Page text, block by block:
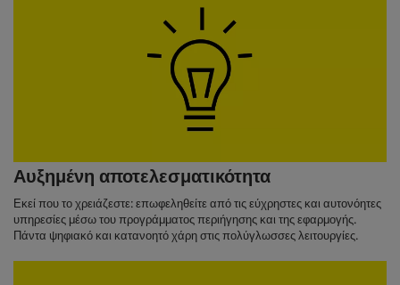
Αυξημένη αποτελεσματικότητα
Εκεί που το χρειάζεστε: επωφεληθείτε από τις εύχρηστες και αυτονόητες
υπηρεσίες μέσω του προγράμματος περιήγησης και της εφαρμογής.
Πάντα ψηφιακό και κατανοητό χάρη στις πολύγλωσσες λειτουργίες.